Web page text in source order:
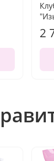
2